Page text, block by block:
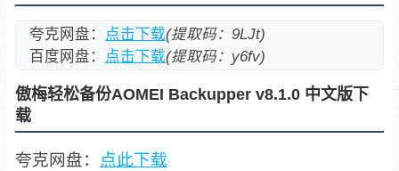
夸克网盘： 点击下载(提取码：9LJt)
百度网盘：
点击下载(提取码：y6fv)
傲梅轻松备份AOMEI Backupper v8.1.0 中文版下
载
夸克网盘：
点此下载